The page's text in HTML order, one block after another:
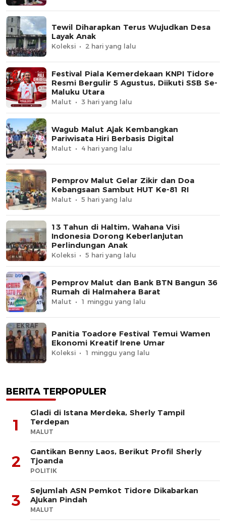
Tewil Diharapkan Terus Wujudkan Desa
Layak Anak
Koleksi 2 hari yang lalu
Festival Piala Kemerdekaan KNPI Tidore
Resmi Bergulir 5 Agustus, Diikuti SSB Se-
Maluku Utara
Malut 3 hari yang lalu
Wagub Malut Ajak Kembangkan
Pariwisata Hiri Berbasis Digital
Malut 4 hari yang lalu
Pemprov Malut Gelar Zikir dan Doa
Kebangsaan Sambut HUT Ke-81 RI
Malut 5 hari yang lalu
13 Tahun di Haltim, Wahana Visi
Indonesia Dorong Keberlanjutan
Perlindungan Anak
Koleksi 5 hari yang lalu
Pemprov Malut dan Bank BTN Bangun 36
Rumah di Halmahera Barat
Malut 1 minggu yang lalu
Panitia Toadore Festival Temui Wamen
Ekonomi Kreatif Irene Umar
Koleksi 1 minggu yang lalu
BERITA TERPOPULER
1
Gladi di Istana Merdeka, Sherly Tampil
Terdepan
MALUT
2
Gantikan Benny Laos, Berikut Profil Sherly
Tjoanda
POLITIK
3
Sejumlah ASN Pemkot Tidore Dikabarkan
Ajukan Pindah
MALUT